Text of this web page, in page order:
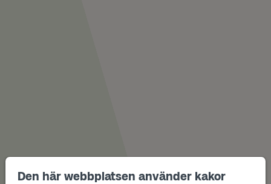
Den här webbplatsen använder kakor